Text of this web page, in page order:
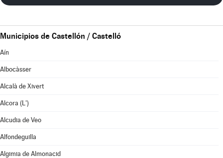
Municipios de Castellón / Castelló
Aín
Albocàsser
Alcalà de Xivert
Alcora (L')
Alcudia de Veo
Alfondeguilla
Algimia de Almonacid